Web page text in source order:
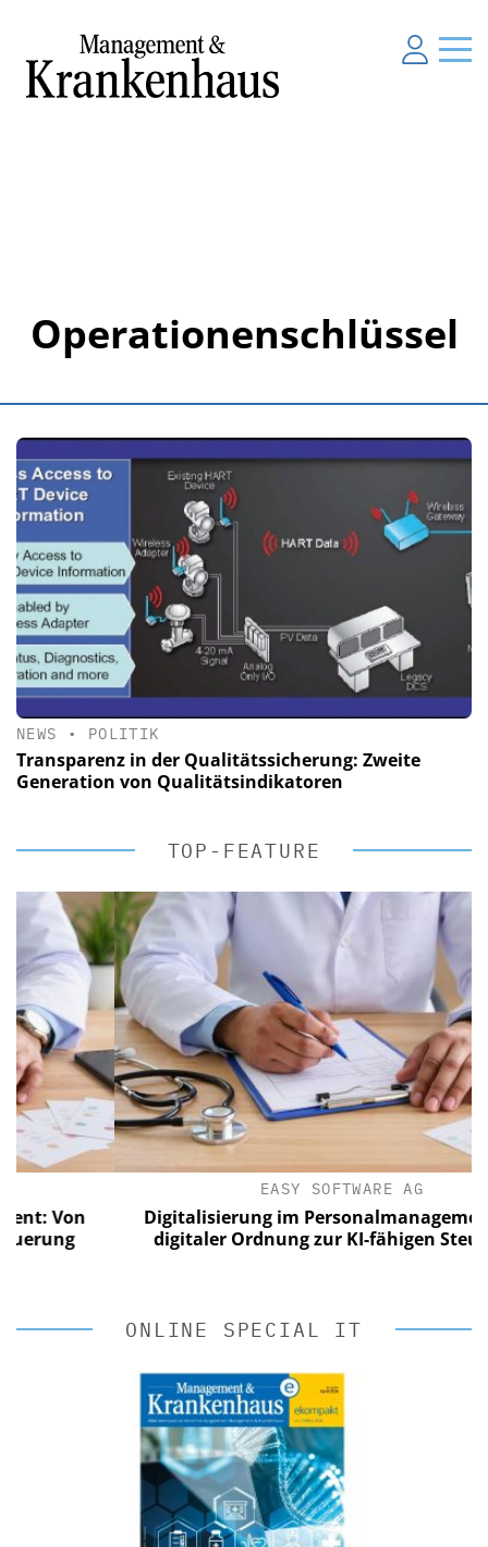
Operationenschlüssel
NEWS • POLITIK
Transparenz in der Qualitätssicherung: Zweite
Generation von Qualitätsindikatoren
TOP-FEATURE
EASY SOFTWARE AG
Digitalisierung im Personalmanagement: Von
digitaler Ordnung zur KI-fähigen Steuerung
ONLINE SPECIAL IT